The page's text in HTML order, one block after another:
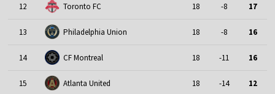
12 Toronto FC 18 -8 17
13 Philadelphia Union 18 -8 16
14 CF Montreal 18 -11 16
15 Atlanta United 18 -14 12